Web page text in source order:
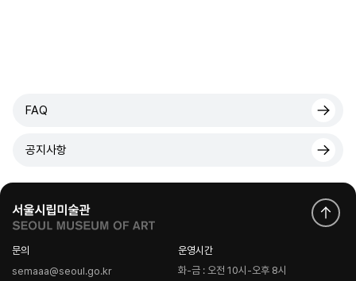
FAQ
공지사항
문의
semaaa@seoul.go.kr
운영시간
화-금 : 오전 10시-오후 8시